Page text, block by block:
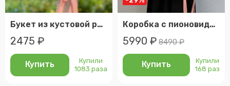
Букет из кустовой розы
2475 ₽
Купить
Купили
1083 раза
Коробка с пионовидными розами и диантусами
5990 ₽ 8490 ₽
Купить
Купили
168 раз